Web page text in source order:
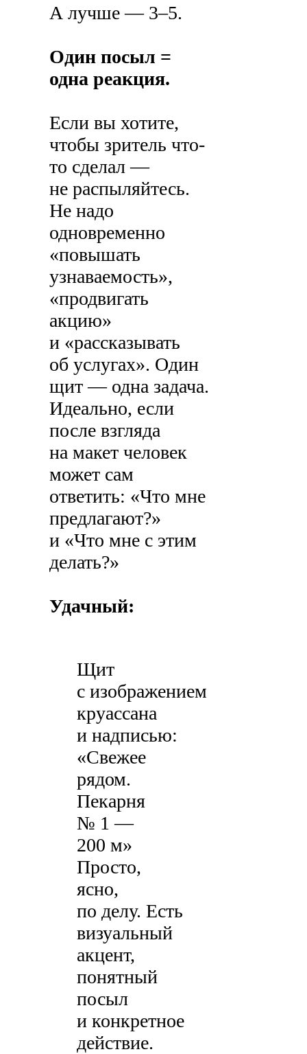
А лучше — 3–5.
Один посыл =
одна реакция.
Если вы хотите,
чтобы зритель что-
то сделал —
не распыляйтесь.
Не надо
одновременно
«повышать
узнаваемость»,
«продвигать
акцию»
и «рассказывать
об услугах». Один
щит — одна задача.
Идеально, если
после взгляда
на макет человек
может сам
ответить: «Что мне
предлагают?»
и «Что мне с этим
делать?»
Удачный:
Щит
с изображением
круассана
и надписью:
«Свежее
рядом.
Пекарня
№ 1 —
200 м»
Просто,
ясно,
по делу. Есть
визуальный
акцент,
понятный
посыл
и конкретное
действие.